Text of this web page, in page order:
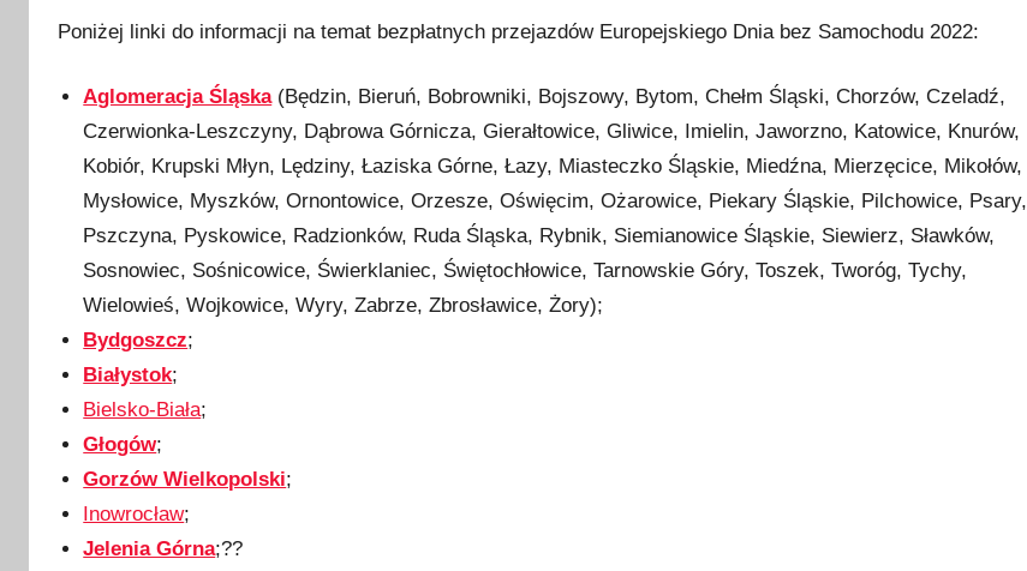
Poniżej linki do informacji na temat bezpłatnych przejazdów Europejskiego Dnia bez Samochodu 2022:
Aglomeracja Śląska(Będzin, Bieruń, Bobrowniki, Bojszowy, Bytom, Chełm Śląski, Chorzów, Czeladź,
Czerwionka-Leszczyny, Dąbrowa Górnicza, Gierałtowice, Gliwice, Imielin, Jaworzno, Katowice, Knurów,
Kobiór, Krupski Młyn, Lędziny, Łaziska Górne, Łazy, Miasteczko Śląskie, Miedźna, Mierzęcice, Mikołów,
Mysłowice, Myszków, Ornontowice, Orzesze, Oświęcim, Ożarowice, Piekary Śląskie, Pilchowice, Psary,
Pszczyna, Pyskowice, Radzionków, Ruda Śląska, Rybnik, Siemianowice Śląskie, Siewierz, Sławków,
Sosnowiec, Sośnicowice, Świerklaniec, Świętochłowice, Tarnowskie Góry, Toszek, Tworóg, Tychy,
Wielowieś, Wojkowice, Wyry, Zabrze, Zbrosławice, Żory);
Bydgoszcz;
Białystok;
Bielsko-Biała;
Głogów;
Gorzów Wielkopolski;
Inowrocław;
Jelenia Górna;??